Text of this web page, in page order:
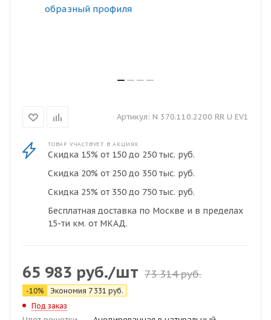
Артикул: N 370.110.2200 RR U EV1
ТОВАР УЧАСТВУЕТ В АКЦИЯХ
Скидка 15% от 150 до 250 тыс. руб.
Скидка 20% от 250 до 350 тыс. руб.
Скидка 25% от 350 до 750 тыс. руб.
Бесплатная доставка по Москве и в пределах
15-ти км. от МКАД.
65 983 руб./шт 73 314руб.
-10% Экономия 7 331 руб.
Под заказ